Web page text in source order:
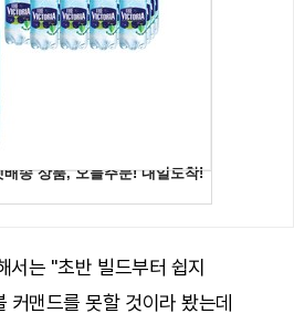
서는 "초반 빌드부터 쉽지
커맨드를 못할 것이라 봤는데